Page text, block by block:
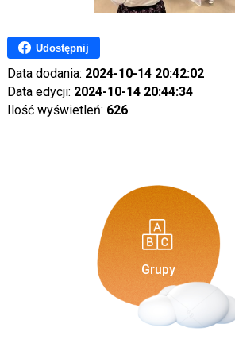
Udostępnij
Data dodania: 2024-10-14 20:42:02
Data edycji: 2024-10-14 20:44:34
Ilość wyświetleń: 626
Grupy